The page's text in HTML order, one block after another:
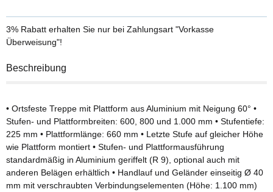
3% Rabatt erhalten Sie nur bei Zahlungsart "Vorkasse
Überweisung"!
Beschreibung
• Ortsfeste Treppe mit Plattform aus Aluminium mit Neigung 60° •
Stufen- und Plattformbreiten: 600, 800 und 1.000 mm • Stufentiefe:
225 mm • Plattformlänge: 660 mm • Letzte Stufe auf gleicher Höhe
wie Plattform montiert • Stufen- und Plattformausführung
standardmäßig in Aluminium geriffelt (R 9), optional auch mit
anderen Belägen erhältlich • Handlauf und Geländer einseitig Ø 40
mm mit verschraubten Verbindungselementen (Höhe: 1.100 mm)